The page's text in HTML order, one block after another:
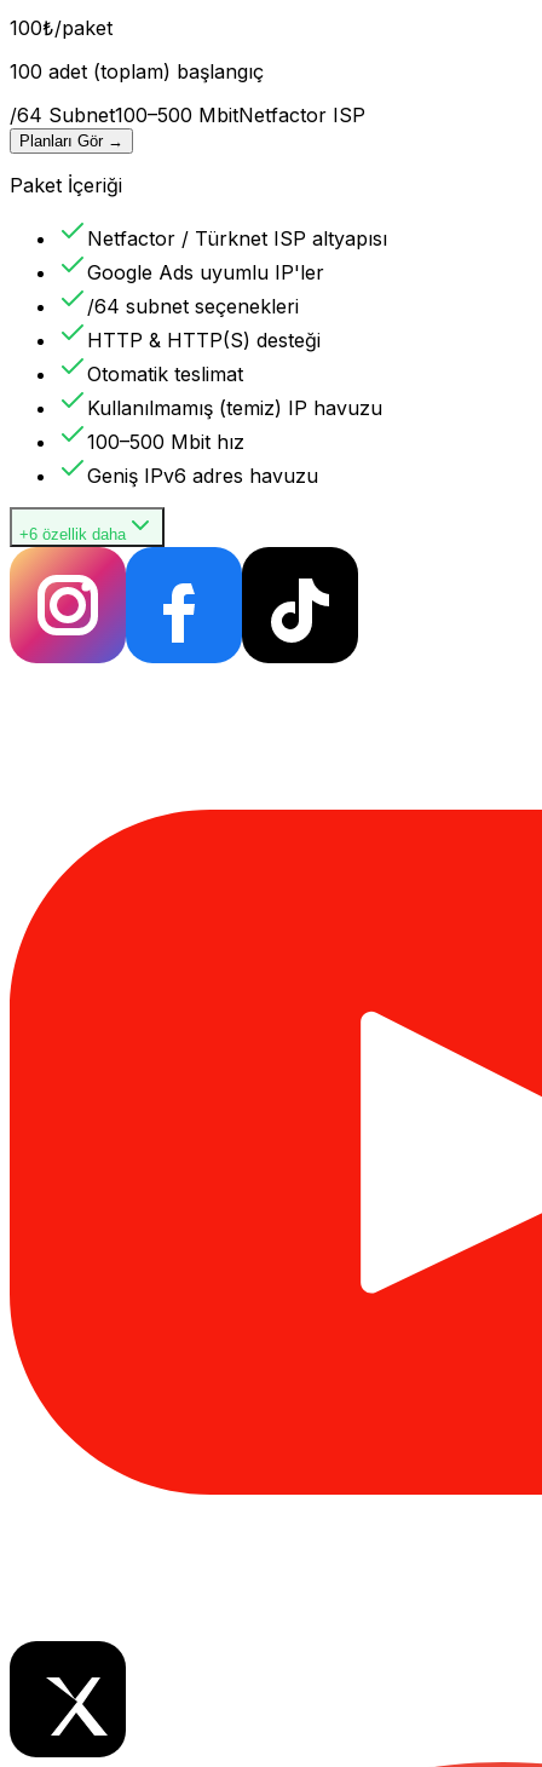
100₺/paket
100 adet (toplam) başlangıç
/64 Subnet100–500 MbitNetfactor ISP
Planları Gör →
Paket İçeriği
Netfactor / Türknet ISP altyapısı
Google Ads uyumlu IP'ler
/64 subnet seçenekleri
HTTP & HTTP(S) desteği
Otomatik teslimat
Kullanılmamış (temiz) IP havuzu
100–500 Mbit hız
Geniş IPv6 adres havuzu
+6 özellik daha